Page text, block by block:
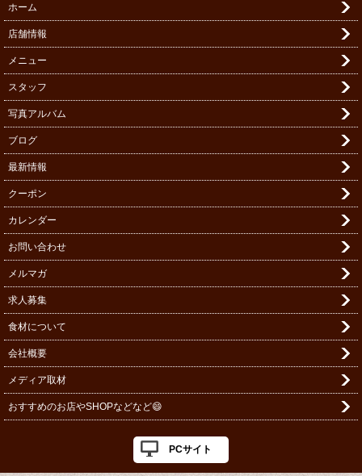
ホーム
店舗情報
メニュー
スタッフ
写真アルバム
ブログ
最新情報
クーポン
カレンダー
お問い合わせ
メルマガ
求人募集
食材について
会社概要
メディア取材
おすすめのお店やSHOPなどなど😄
PCサイト